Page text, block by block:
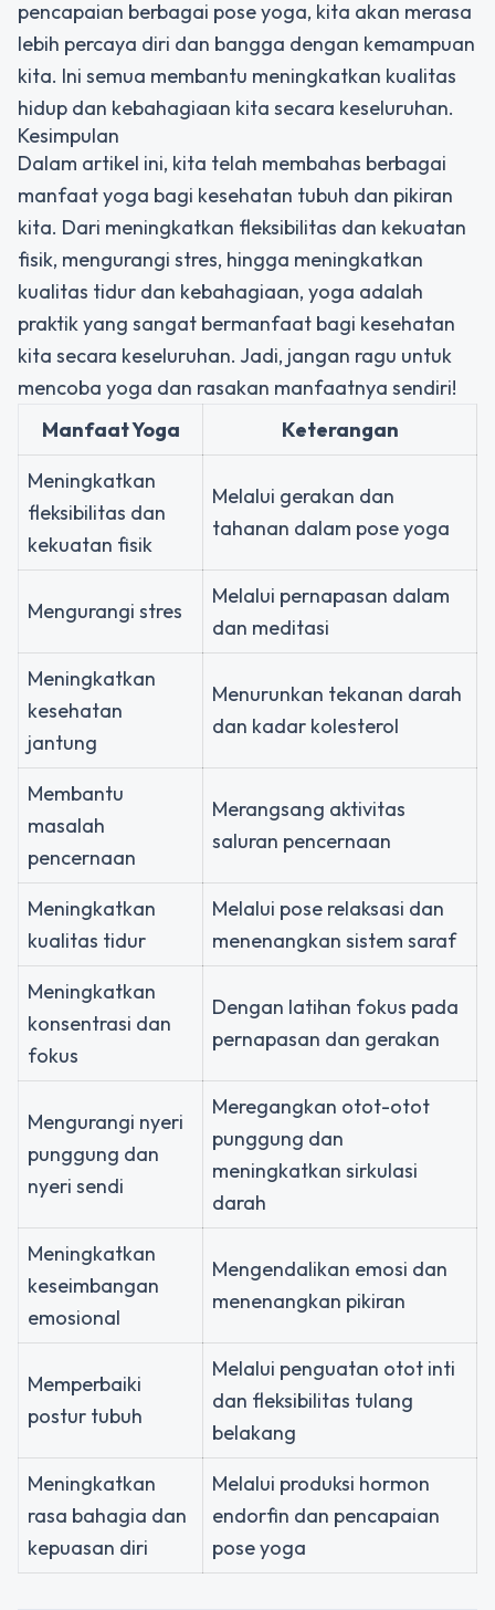
pencapaian berbagai pose yoga, kita akan merasa
lebih percaya diri dan bangga dengan kemampuan
kita. Ini semua membantu meningkatkan kualitas
hidup dan kebahagiaan kita secara keseluruhan.
Kesimpulan
Dalam artikel ini, kita telah membahas berbagai
manfaat yoga bagi kesehatan tubuh dan pikiran
kita. Dari meningkatkan fleksibilitas dan kekuatan
fisik, mengurangi stres, hingga meningkatkan
kualitas tidur dan kebahagiaan, yoga adalah
praktik yang sangat bermanfaat bagi kesehatan
kita secara keseluruhan. Jadi, jangan ragu untuk
mencoba yoga dan rasakan manfaatnya sendiri!
Manfaat Yoga
Keterangan
Meningkatkan
fleksibilitas dan
kekuatan fisik
Melalui gerakan dan
tahanan dalam pose yoga
Mengurangi stres
Melalui pernapasan dalam
dan meditasi
Meningkatkan
kesehatan
jantung
Menurunkan tekanan darah
dan kadar kolesterol
Membantu
masalah
pencernaan
Merangsang aktivitas
saluran pencernaan
Meningkatkan
kualitas tidur
Melalui pose relaksasi dan
menenangkan sistem saraf
Meningkatkan
konsentrasi dan
fokus
Dengan latihan fokus pada
pernapasan dan gerakan
Mengurangi nyeri
punggung dan
nyeri sendi
Meregangkan otot-otot
punggung dan
meningkatkan sirkulasi
darah
Meningkatkan
keseimbangan
emosional
Mengendalikan emosi dan
menenangkan pikiran
Memperbaiki
postur tubuh
Melalui penguatan otot inti
dan fleksibilitas tulang
belakang
Meningkatkan
rasa bahagia dan
kepuasan diri
Melalui produksi hormon
endorfin dan pencapaian
pose yoga